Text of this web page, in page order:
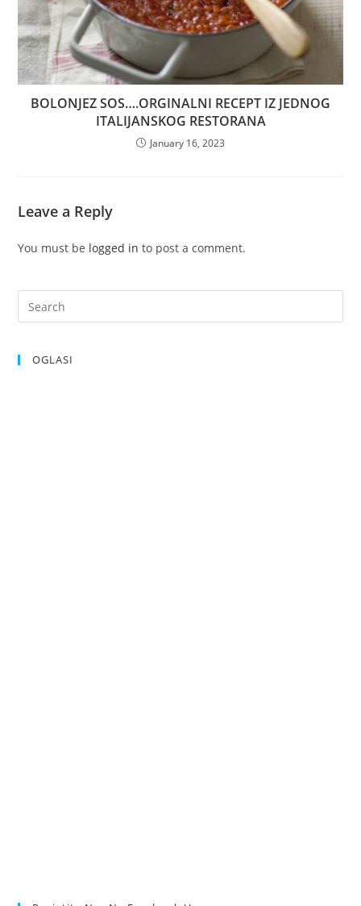
BOLONJEZ SOS….ORGINALNI RECEPT IZ JEDNOG
ITALIJANSKOG RESTORANA
January 16, 2023
Leave a Reply
You must be logged in to post a comment.
OGLASI